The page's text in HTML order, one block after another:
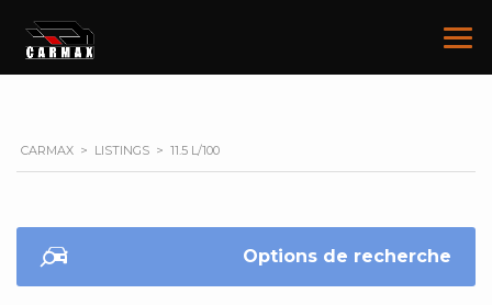
CARMAX > LISTINGS > 11.5 L/100
Options de recherche